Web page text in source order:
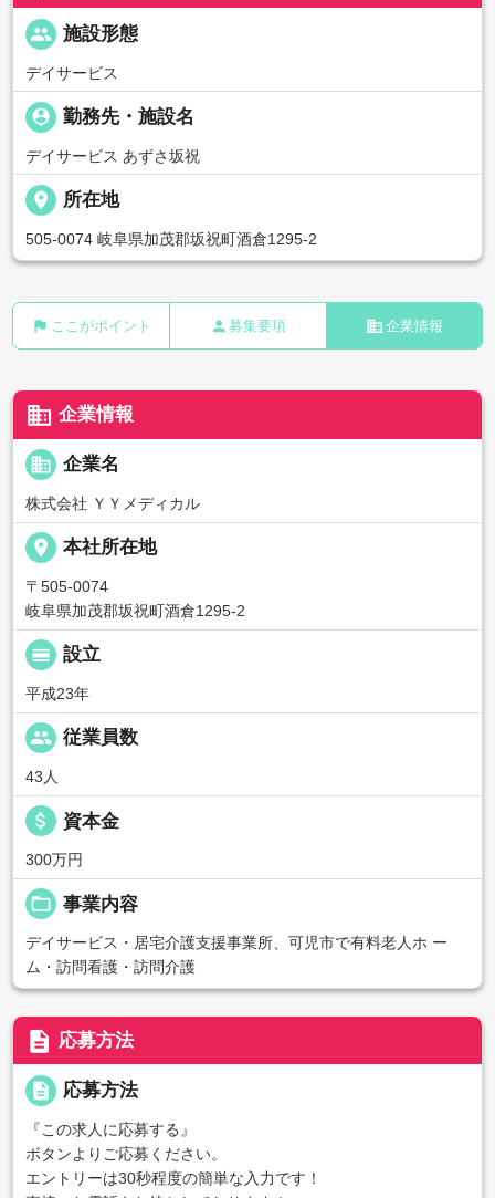
people 施設形態
デイサービス
person_pin 勤務先・施設名
デイサービス あずさ坂祝
place 所在地
505-0074 岐阜県加茂郡坂祝町酒倉1295-2
flag ここがポイント person 募集要項 business 企業情報
business 企業情報
business 企業名
株式会社 ＹＹメディカル
place 本社所在地
〒505-0074
岐阜県加茂郡坂祝町酒倉1295-2
calendar_view_day 設立
平成23年
people 従業員数
43人
attach_money 資本金
300万円
folder_open 事業内容
デイサービス・居宅介護支援事業所、可児市で有料老人ホ ー
ム・訪問看護・訪問介護
description 応募方法
description 応募方法
『この求人に応募する』
ボタンよりご応募ください。
エントリーは30秒程度の簡単な入力です！